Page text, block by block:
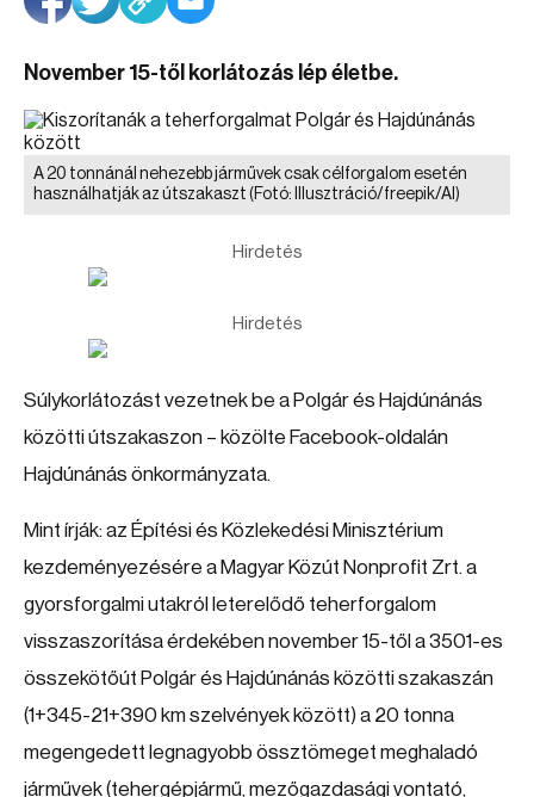
November 15-től korlátozás lép életbe.
A 20 tonnánál nehezebb járművek csak célforgalom esetén
használhatják az útszakaszt (Fotó: Illusztráció/freepik/AI)
Hirdetés
Hirdetés
Súlykorlátozást vezetnek be a Polgár és Hajdúnánás
közötti útszakaszon – közölte Facebook-oldalán
Hajdúnánás önkormányzata.
Mint írják: az Építési és Közlekedési Minisztérium
kezdeményezésére a Magyar Közút Nonprofit Zrt. a
gyorsforgalmi utakról leterelődő teherforgalom
visszaszorítása érdekében november 15-től a 3501-es
összekötőút Polgár és Hajdúnánás közötti szakaszán
(1+345-21+390 km szelvények között) a 20 tonna
megengedett legnagyobb össztömeget meghaladó
járművek (tehergépjármű, mezőgazdasági vontató,